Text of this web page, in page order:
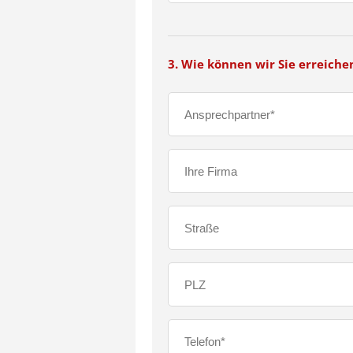
3. Wie können wir Sie